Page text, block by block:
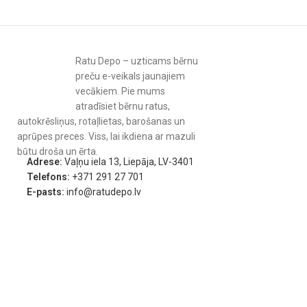
Ratu Depo – uzticams bērnu
preču e-veikals jaunajiem
vecākiem. Pie mums
atradīsiet bērnu ratus,
autokrēsliņus, rotaļlietas, barošanas un
aprūpes preces. Viss, lai ikdiena ar mazuli
būtu droša un ērta.
Adrese: Vaļņu iela 13, Liepāja, LV-3401
Telefons: +371 291 27 701
E-pasts: info@ratudepo.lv